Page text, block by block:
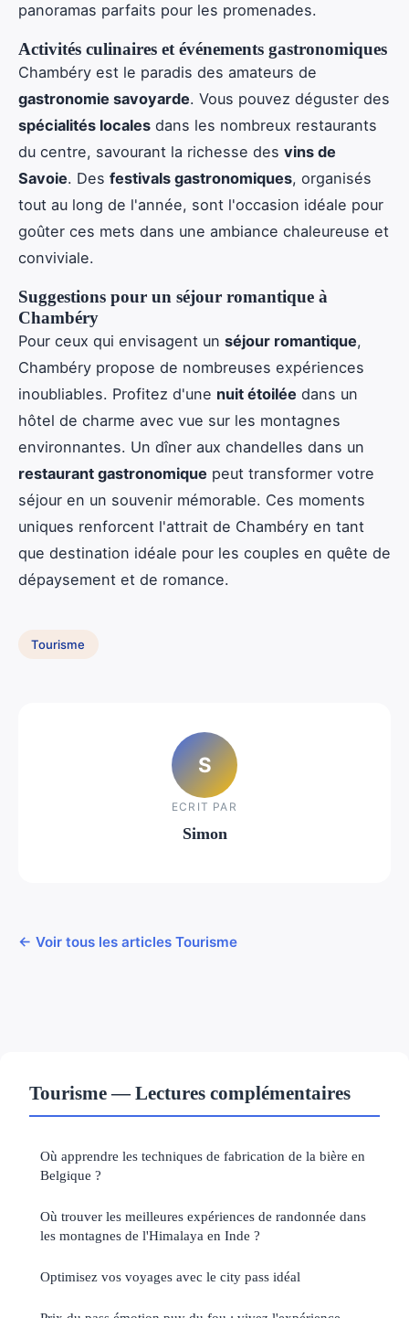
panoramas parfaits pour les promenades.
Activités culinaires et événements gastronomiques
Chambéry est le paradis des amateurs de
gastronomie savoyarde. Vous pouvez déguster des
spécialités locales dans les nombreux restaurants
du centre, savourant la richesse des vins de
Savoie. Des festivals gastronomiques, organisés
tout au long de l'année, sont l'occasion idéale pour
goûter ces mets dans une ambiance chaleureuse et
conviviale.
Suggestions pour un séjour romantique à
Chambéry
Pour ceux qui envisagent un séjour romantique,
Chambéry propose de nombreuses expériences
inoubliables. Profitez d'une nuit étoilée dans un
hôtel de charme avec vue sur les montagnes
environnantes. Un dîner aux chandelles dans un
restaurant gastronomique peut transformer votre
séjour en un souvenir mémorable. Ces moments
uniques renforcent l'attrait de Chambéry en tant
que destination idéale pour les couples en quête de
dépaysement et de romance.
Tourisme
S
ECRIT PAR
Simon
← Voir tous les articles Tourisme
Tourisme — Lectures complémentaires
Où apprendre les techniques de fabrication de la bière en
Belgique ?
Où trouver les meilleures expériences de randonnée dans
les montagnes de l'Himalaya en Inde ?
Optimisez vos voyages avec le city pass idéal